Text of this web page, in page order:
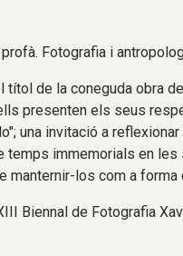
Fotografia i
títol de la coneguda obra
presenten els seus
una invitació a
temps immemorials en
manternir-los com a
Biennal de Fotografia